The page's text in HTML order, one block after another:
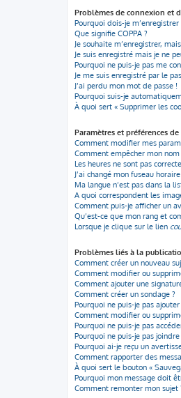
Problèmes de connexion et
Pourquoi dois-je m’enregistrer
Que signifie COPPA ?
Je souhaite m’enregistrer,
Je suis enregistré mais je ne
Pourquoi ne puis-je pas me
Je me suis enregistré par le
J’ai perdu mon mot de passe !
Pourquoi suis-je
À quoi sert « Supprimer les
Paramètres et préférences de
Comment modifier mes
Comment empêcher mon
Les heures ne sont pas
J’ai changé mon fuseau
Ma langue n’est pas dans la
A quoi correspondent les
Comment puis-je afficher un
Qu’est-ce que mon rang et
Lorsque je clique sur le lien
Problèmes liés à la
Comment créer un nouveau
Comment modifier ou
Comment ajouter une
Comment créer un sondage ?
Pourquoi ne puis-je pas
Comment modifier ou
Pourquoi ne puis-je pas
Pourquoi ne puis-je pas
Pourquoi ai-je reçu un
Comment rapporter des
À quoi sert le bouton «
Pourquoi mon message doit
Comment remonter mon sujet